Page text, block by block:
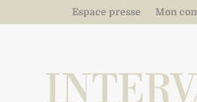
Espace presse Mon